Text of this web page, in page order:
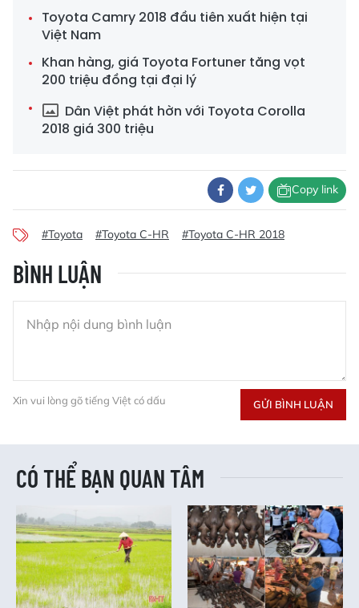
Toyota Camry 2018 đầu tiên xuất hiện tại
Việt Nam
Khan hàng, giá Toyota Fortuner tăng vọt
200 triệu đồng tại đại lý
Dân Việt phát hờn với Toyota Corolla
2018 giá 300 triệu
Copy link
#Toyota #Toyota C-HR #Toyota C-HR 2018
BÌNH LUẬN
Xin vui lòng gõ tiếng Việt có dấu GỬI BÌNH LUẬN
CÓ THỂ BẠN QUAN TÂM